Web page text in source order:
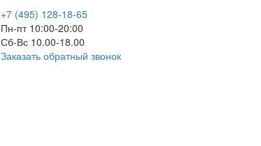
+7 (495) 128-18-65
Пн-пт 10:00-20:00
Сб-Вс 10.00-18.00
Заказать обратный звонок